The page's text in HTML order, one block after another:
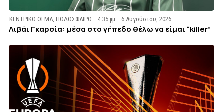
ΚΕΝΤΡΙΚΟ ΘΕΜΑ,ΠΟΔΟΣΦΑΙΡΟ 4:35 μμ 6 Αυγούστου, 2026
Λιβάι Γκαρσία: μέσα στο γήπεδο θέλω να είμαι “killer”